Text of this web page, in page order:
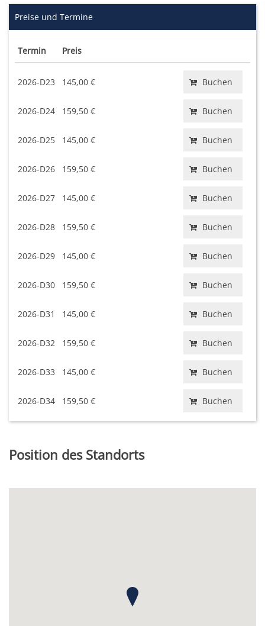
Preise und Termine
Termin Preis
2026-D23 145,00 € Buchen
2026-D24 159,50 € Buchen
2026-D25 145,00 € Buchen
2026-D26 159,50 € Buchen
2026-D27 145,00 € Buchen
2026-D28 159,50 € Buchen
2026-D29 145,00 € Buchen
2026-D30 159,50 € Buchen
2026-D31 145,00 € Buchen
2026-D32 159,50 € Buchen
2026-D33 145,00 € Buchen
2026-D34 159,50 € Buchen
Position des Standorts